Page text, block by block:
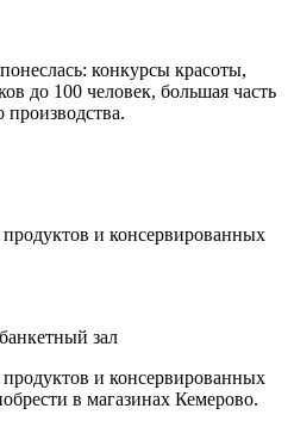
конкурсы красоты,
до 100 человек, большая часть
и консервированных
зал
и консервированных
в магазинах Кемерово.